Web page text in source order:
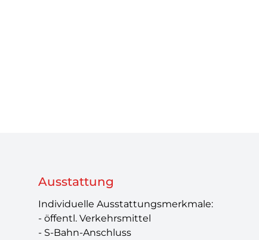
Ausstattung
Individuelle Ausstattungsmerkmale:
- öffentl. Verkehrsmittel
- S-Bahn-Anschluss